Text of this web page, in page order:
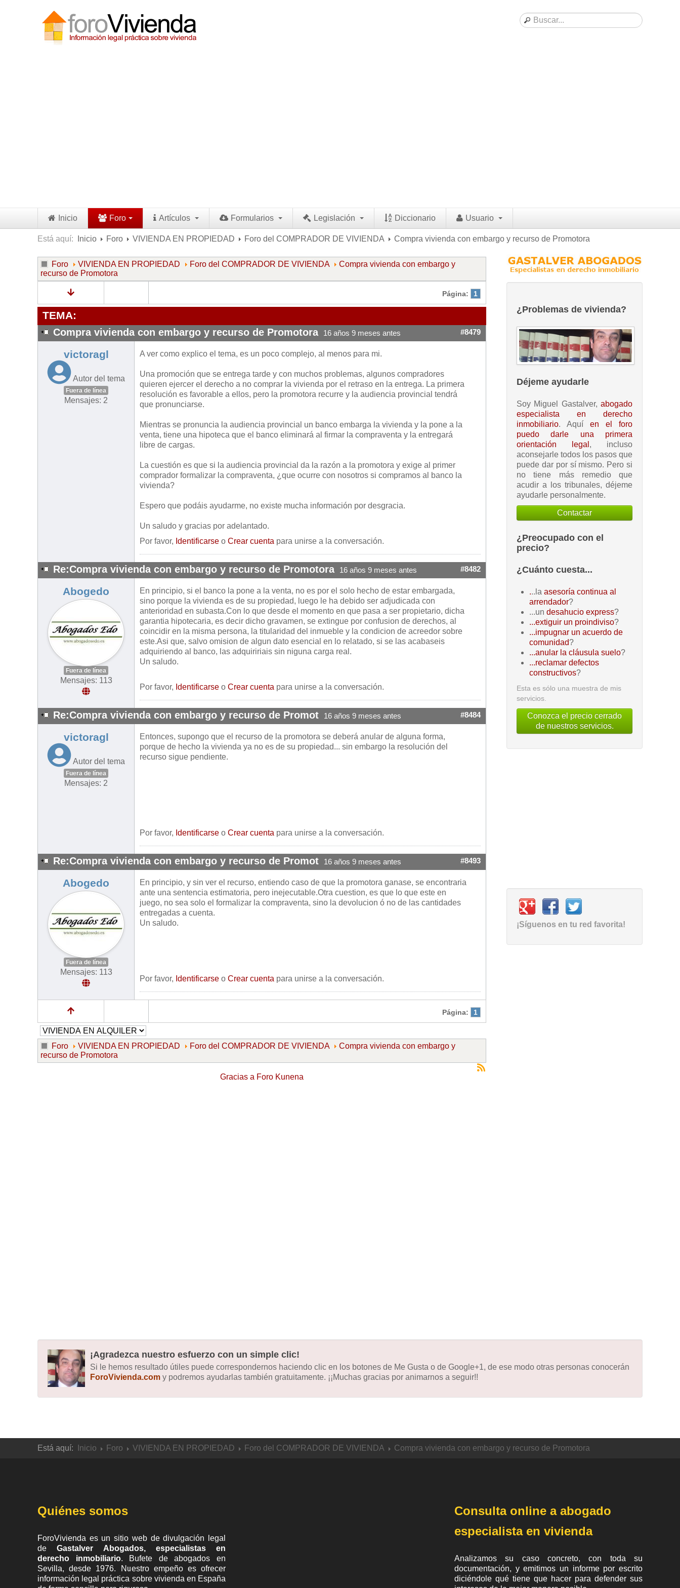
Inicio Foro Artículos Formularios Legislación Diccionario Usuario
Está aquí: Inicio Foro VIVIENDA EN PROPIEDAD Foro del COMPRADOR DE VIVIENDA Compra vivienda con embargo y recurso de Promotora
Foro VIVIENDA EN PROPIEDAD Foro del COMPRADOR DE VIVIENDA
Compra vivienda con embargo y
recurso de Promotora
Página: 1
TEMA:
Compra vivienda con embargo y recurso de Promotora 16 años 9 meses antes #8479
victoragl
Autor del tema
Fuera de línea
Mensajes: 2
A ver como explico el tema, es un poco complejo, al menos para mi.
Una promoción que se entrega tarde y con muchos problemas, algunos compradores
quieren ejercer el derecho a no comprar la vivienda por el retraso en la entrega. La primera
resolución es favorable a ellos, pero la promotora recurre y la audiencia provincial tendrá
que pronunciarse.
Mientras se pronuncia la audiencia provincial un banco embarga la vivienda y la pone a la
venta, tiene una hipoteca que el banco eliminará al firmar la compraventa y la entregará
libre de cargas.
La cuestión es que si la audiencia provincial da la razón a la promotora y exige al primer
comprador formalizar la compraventa, ¿que ocurre con nosotros si compramos al banco la
vivienda?
Espero que podáis ayudarme, no existe mucha información por desgracia.
Un saludo y gracias por adelantado.
Por favor, Identificarse o Crear cuenta para unirse a la conversación.
Re:Compra vivienda con embargo y recurso de Promotora 16 años 9 meses antes #8482
Abogedo
Fuera de línea
Mensajes: 113
En principio, si el banco la pone a la venta, no es por el solo hecho de estar embargada,
sino porque la vivienda es de su propiedad, luego le ha debido ser adjudicada con
anterioridad en subasta.Con lo que desde el momento en que pasa a ser propietario, dicha
garantia hipotecaria, es decir dicho gravamen, se extingue por confusion de derechos, al
coincidir en la misma persona, la titularidad del inmueble y la condicion de acreedor sobre
este.Asi que, salvo omision de algun dato esencial en lo relatado, si se las acabaseis
adquiriendo al banco, las adquiririais sin niguna carga real.
Un saludo.
Por favor, Identificarse o Crear cuenta para unirse a la conversación.
Re:Compra vivienda con embargo y recurso de Promot 16 años 9 meses antes #8484
victoragl
Autor del tema
Fuera de línea
Mensajes: 2
Entonces, supongo que el recurso de la promotora se deberá anular de alguna forma,
porque de hecho la vivienda ya no es de su propiedad... sin embargo la resolución del
recurso sigue pendiente.
Por favor, Identificarse o Crear cuenta para unirse a la conversación.
Re:Compra vivienda con embargo y recurso de Promot 16 años 9 meses antes #8493
Abogedo
Fuera de línea
Mensajes: 113
En principio, y sin ver el recurso, entiendo caso de que la promotora ganase, se encontraria
ante una sentencia estimatoria, pero inejecutable.Otra cuestion, es que lo que este en
juego, no sea solo el formalizar la compraventa, sino la devolucion ó no de las cantidades
entregadas a cuenta.
Un saludo.
Por favor, Identificarse o Crear cuenta para unirse a la conversación.
Página: 1
Foro VIVIENDA EN PROPIEDAD Foro del COMPRADOR DE VIVIENDA
Compra vivienda con embargo y
recurso de Promotora
Gracias a Foro Kunena
¿Problemas de vivienda?
Déjeme ayudarle
Soy Miguel Gastalver, abogado
especialista en derecho
inmobiliario. Aquí en el foro
puedo darle una primera
orientación legal , incluso
aconsejarle todos los pasos que
puede dar por sí mismo. Pero si
no tiene más remedio que
acudir a los tribunales, déjeme
ayudarle personalmente.
Contactar
¿Preocupado con el
precio?
¿Cuánto cuesta...
...la asesoría continua al
arrendador?
...un desahucio express?
...extiguir un proindiviso?
...impugnar un acuerdo de
comunidad?
...anular la cláusula suelo?
...reclamar defectos
constructivos?
Esta es sólo una muestra de mis
servicios.
Conozca el precio cerrado
de nuestros servicios.
¡Síguenos en tu red favorita!
¡Agradezca nuestro esfuerzo con un simple clic!
Si le hemos resultado útiles puede correspondernos haciendo clic en los botones de Me Gusta o de Google+1, de ese modo otras personas conocerán
ForoVivienda.com y podremos ayudarlas también gratuitamente. ¡¡Muchas gracias por animarnos a seguir!!
Está aquí: Inicio Foro VIVIENDA EN PROPIEDAD Foro del COMPRADOR DE VIVIENDA Compra vivienda con embargo y recurso de Promotora
Quiénes somos
ForoVivienda es un sitio web de divulgación legal
deGastalver Abogados, especialistas en
derecho inmobiliario. Bufete deabogados en
Sevilla, desde 1976. Nuestro empeño es ofrecer
información legal práctica sobre vivienda en España
Consulta online a abogado
especialista en vivienda
Analizamos su caso concreto, con toda su
documentación, y emitimos un informe por escrito
diciéndole qué tiene que hacer para defender sus